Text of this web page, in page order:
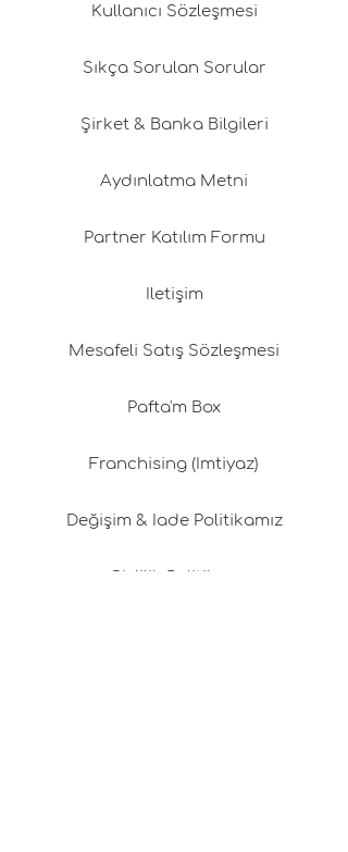
Kullanıcı Sözleşmesi
Sıkça Sorulan Sorular
Şirket & Banka Bilgileri
Aydınlatma Metni
Partner Katılım Formu
İletişim
Mesafeli Satış Sözleşmesi
Pafta'm Box
Franchising (İmtiyaz)
Değişim & İade Politikamız
Gizlilik Politikası